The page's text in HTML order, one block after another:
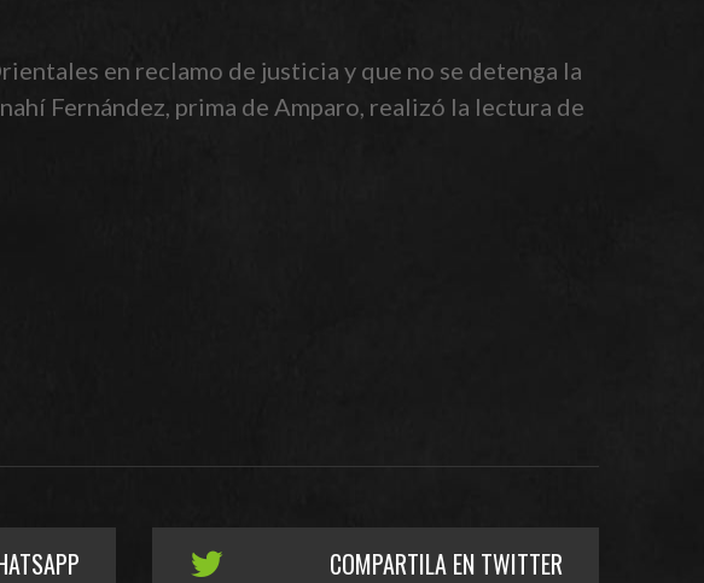
en reclamo de justicia y que no se detenga la
Fernández, prima de Amparo, realizó la lectura de
COMPARTILA EN TWITTER